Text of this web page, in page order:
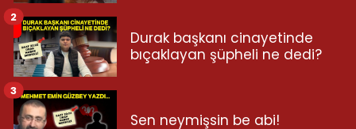
Durak başkanı cinayetinde
bıçaklayan şüpheli ne dedi?
2
Sen neymişsin be abi!
3